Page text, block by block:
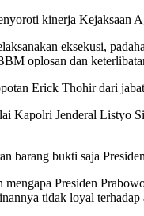
kinerja Kejaksaan
eksekusi,
oplosan dan
Erick Thohir dari
Kapolri Jenderal Listyo
barang bukti saja
mengapa Presiden
tidak loyal terhadap